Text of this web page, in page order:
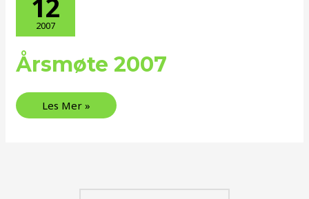
12
2007
Årsmøte 2007
Årsmøte
2007
Les Mer »